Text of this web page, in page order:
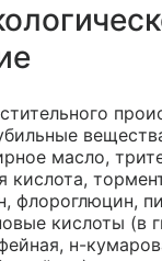
масло,
кислота,
флороглюцин,
кислоты (в
н-